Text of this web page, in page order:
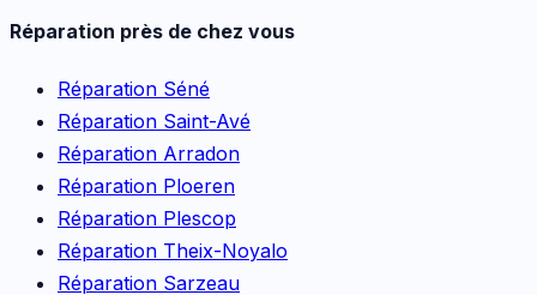
Réparation près de chez vous
Réparation Séné
Réparation Saint-Avé
Réparation Arradon
Réparation Ploeren
Réparation Plescop
Réparation Theix-Noyalo
Réparation Sarzeau